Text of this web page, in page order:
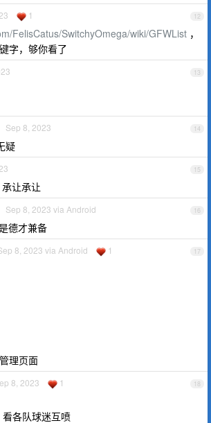
12
1
FelisCatus/SwitchyOmega/wiki/GFWList ，
字，够你看了
13
14
Sep 8, 2023
疑
15
让承让
16
Sep 8, 2023 via Android
德才兼备
17
8, 2023 via Android 1
理页面
18
8, 2023 1
各队球迷互喷